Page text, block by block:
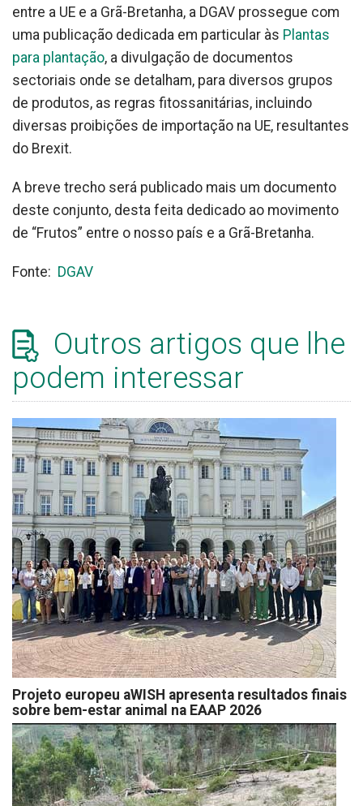
entre a UE e a Grã-Bretanha, a DGAV prossegue com
uma publicação dedicada em particular às Plantas
para plantação, a divulgação de documentos
sectoriais onde se detalham, para diversos grupos
de produtos, as regras fitossanitárias, incluindo
diversas proibições de importação na UE, resultantes
do Brexit.
A breve trecho será publicado mais um documento
deste conjunto, desta feita dedicado ao movimento
de “Frutos” entre o nosso país e a Grã-Bretanha.
Fonte: DGAV
Outros artigos que lhe
podem interessar
Projeto europeu aWISH apresenta resultados finais
sobre bem-estar animal na EAAP 2026